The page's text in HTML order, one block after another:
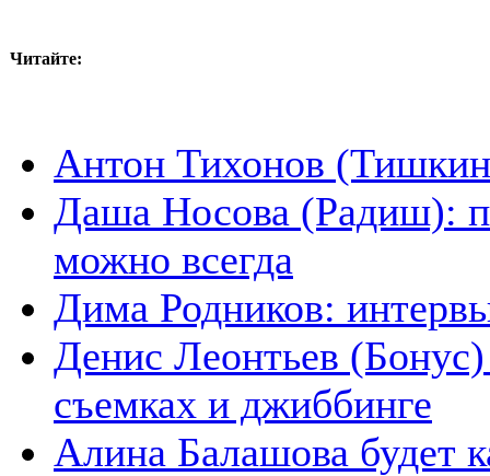
Читайте:
Антон Тихонов
Даша Носова (Радиш):
можно всегда
Дима Родников:
Денис Леонтьев
съемках и джиббинге
Алина Балашова будет